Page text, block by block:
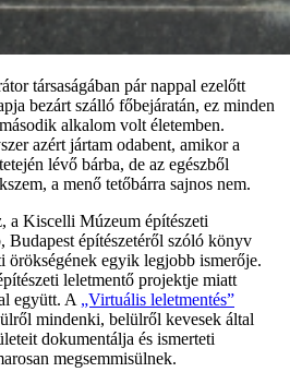
társaságában pár nappal ezelőtt
bezárt szálló főbejáratán, ez minden
alkalom volt életemben.
azért jártam odabent, amikor a
lévő bárba, de az egészből
a menő tetőbárra sajnos nem.
a Kiscelli Múzeum építészeti
Budapest építészetéről szóló könyv
örökségének egyik legjobb ismerője.
leletmentő projektje miatt
együtt. A „Virtuális leletmentés”
mindenki, belülről kevesek által
dokumentálja és ismerteti
megsemmisülnek.